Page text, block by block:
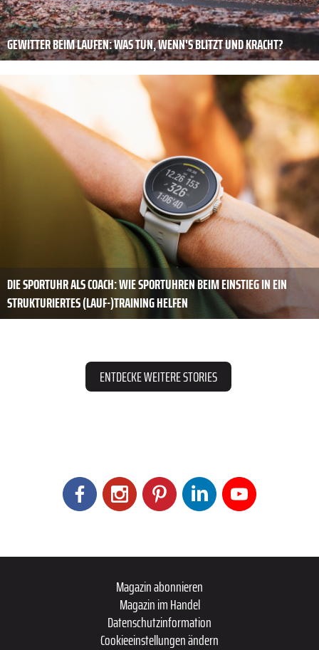
GEWITTER BEIM LAUFEN: WAS TUN, WENN'S BLITZT UND KRACHT?
DIE SPORTUHR ALS COACH: WIE SPORTUHREN BEIM EINSTIEG IN EIN
STRUKTURIERTES (LAUF-)TRAINING HELFEN
ENTDECKE WEITERE STORIES
Magazin abonnieren
Magazin im Handel
Datenschutzinformation
Cookieeinstellungen ändern